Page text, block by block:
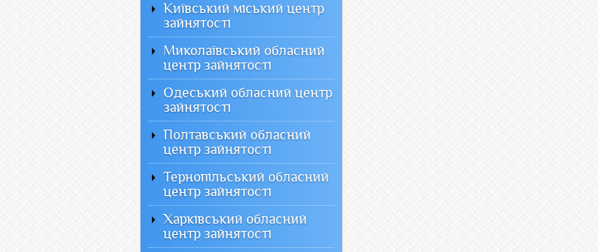
Київський міський центр
зайнятості
Миколаївський обласний
центр зайнятості
Одеський обласний центр
зайнятості
Полтавський обласний
центр зайнятості
Тернопільський обласний
центр зайнятості
Харківський обласний
центр зайнятості